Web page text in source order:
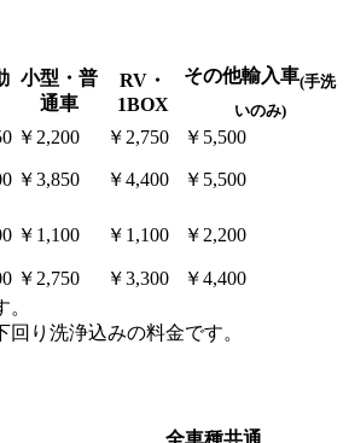
小型・普
通車
RV・
1BOX
その他輸入車(手洗
いのみ)
￥2,200 ￥2,750
￥5,500
￥3,850 ￥4,400 ￥5,500
￥1,100 ￥1,100 ￥2,200
￥2,750 ￥3,300
￥4,400
り洗浄込みの料⾦です。
全車種共通